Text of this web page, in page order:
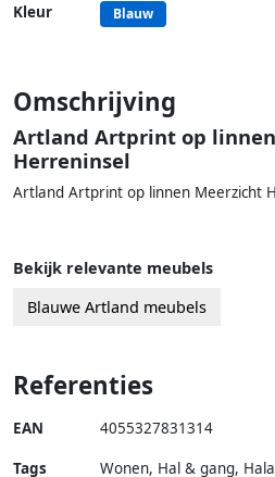
Kleur Blauw
Omschrijving
Artland Artprint op
Herreninsel
Artland Artprint op linnen Meerzicht
Bekijk relevante meubels
Blauwe Artland meubels
Referenties
EAN 4055327831314
Tags
Wonen, Hal & gang,